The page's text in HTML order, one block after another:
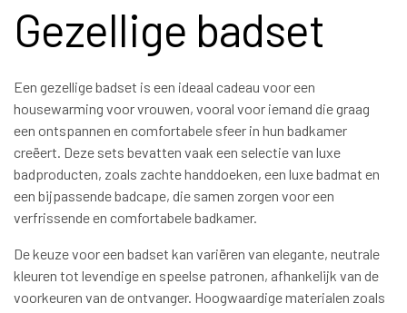
Gezellige badset
Een gezellige badset is een ideaal cadeau voor een
housewarming voor vrouwen, vooral voor iemand die graag
een ontspannen en comfortabele sfeer in hun badkamer
creëert. Deze sets bevatten vaak een selectie van luxe
badproducten, zoals zachte handdoeken, een luxe badmat en
een bijpassende badcape, die samen zorgen voor een
verfrissende en comfortabele badkamer.
De keuze voor een badset kan variëren van elegante, neutrale
kleuren tot levendige en speelse patronen, afhankelijk van de
voorkeuren van de ontvanger. Hoogwaardige materialen zoals